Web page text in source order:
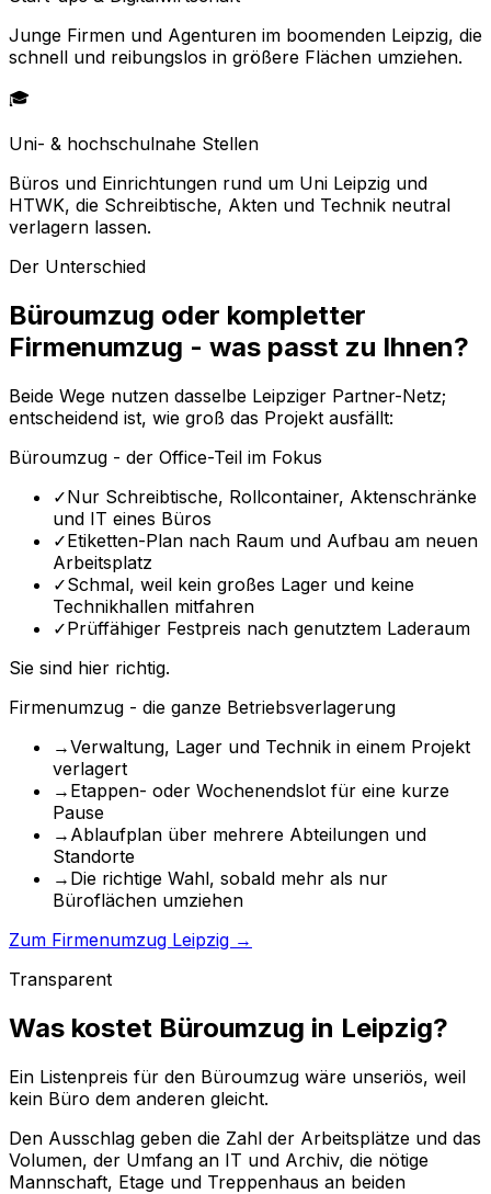
Junge Firmen und Agenturen im boomenden Leipzig, die
schnell und reibungslos in größere Flächen umziehen.
🎓
Uni- & hochschulnahe Stellen
Büros und Einrichtungen rund um Uni Leipzig und
HTWK, die Schreibtische, Akten und Technik neutral
verlagern lassen.
Der Unterschied
Büroumzug oder kompletter
Firmenumzug - was passt zu Ihnen?
Beide Wege nutzen dasselbe Leipziger Partner-Netz;
entscheidend ist, wie groß das Projekt ausfällt:
Büroumzug - der Office-Teil im Fokus
✓Nur Schreibtische, Rollcontainer, Aktenschränke
und IT eines Büros
✓Etiketten-Plan nach Raum und Aufbau am neuen
Arbeitsplatz
✓Schmal, weil kein großes Lager und keine
Technikhallen mitfahren
✓Prüffähiger Festpreis nach genutztem Laderaum
Sie sind hier richtig.
Firmenumzug - die ganze Betriebsverlagerung
→Verwaltung, Lager und Technik in einem Projekt
verlagert
→ Etappen- oder Wochenendslot für eine kurze
Pause
→ Ablaufplan über mehrere Abteilungen und
Standorte
→ Die richtige Wahl, sobald mehr als nur
Büroflächen umziehen
Zum Firmenumzug Leipzig →
Transparent
Was kostet Büroumzug in Leipzig?
Ein Listenpreis für den Büroumzug wäre unseriös, weil
kein Büro dem anderen gleicht.
Den Ausschlag geben die Zahl der Arbeitsplätze und das
Volumen, der Umfang an IT und Archiv, die nötige
Mannschaft, Etage und Treppenhaus an beiden